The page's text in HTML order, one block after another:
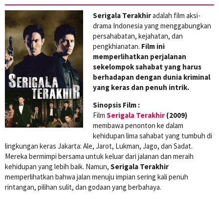
Serigala Terakhiradalah film aksi-
drama Indonesia yang menggabungkan
persahabatan, kejahatan, dan
pengkhianatan. Film ini
memperlihatkan perjalanan
sekelompok sahabat yang harus
berhadapan dengan dunia kriminal
yang keras dan penuh intrik.
Sinopsis Film :
Film Serigala Terakhir (2009)
membawa penonton ke dalam
kehidupan lima sahabat yang tumbuh di
lingkungan keras Jakarta: Ale, Jarot, Lukman, Jago, dan Sadat.
Mereka bermimpi bersama untuk keluar dari jalanan dan meraih
kehidupan yang lebih baik. Namun, Serigala Terakhir
memperlihatkan bahwa jalan menuju impian sering kali penuh
rintangan, pilihan sulit, dan godaan yang berbahaya.